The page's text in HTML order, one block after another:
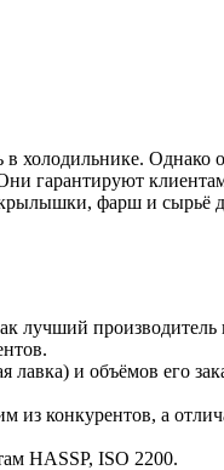
холодильнике. Однако
гарантируют
фарш и сырьё
лучший
и объёмов его
из конкурентов, а
HASSP, ISO 2200.